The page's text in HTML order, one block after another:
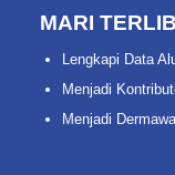
MARI
Lengkapi Data
Menjadi
Menjadi